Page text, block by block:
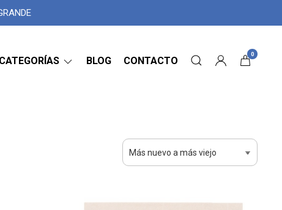
CATEGORÍAS BLOG CONTACTO
0